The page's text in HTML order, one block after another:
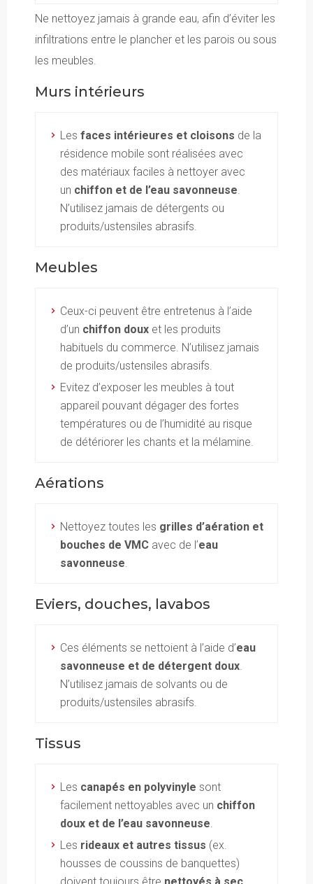
Ne nettoyez jamais à grande eau, afin d’éviter les
infiltrations entre le plancher et les parois ou sous
les meubles.
Murs intérieurs
Les faces intérieures et cloisons de la
résidence mobile sont réalisées avec
des matériaux faciles à nettoyer avec
un chiffon et de l’eau savonneuse.
N’utilisez jamais de détergents ou
produits/ustensiles abrasifs.
Meubles
Ceux-ci peuvent être entretenus à l’aide
d’un chiffon doux et les produits
habituels du commerce. N’utilisez jamais
de produits/ustensiles abrasifs.
Evitez d’exposer les meubles à tout
appareil pouvant dégager des fortes
températures ou de l’humidité au risque
de détériorer les chants et la mélamine.
Aérations
Nettoyez toutes les grilles d’aération et
bouches de VMC avec de l’eau
savonneuse.
Eviers, douches, lavabos
Ces éléments se nettoient à l’aide d’eau
savonneuse et de détergent doux.
N’utilisez jamais de solvants ou de
produits/ustensiles abrasifs.
Tissus
Les canapés en polyvinyle sont
facilement nettoyables avec un chiffon
doux et de l’eau savonneuse.
Les rideaux et autres tissus (ex.
housses de coussins de banquettes)